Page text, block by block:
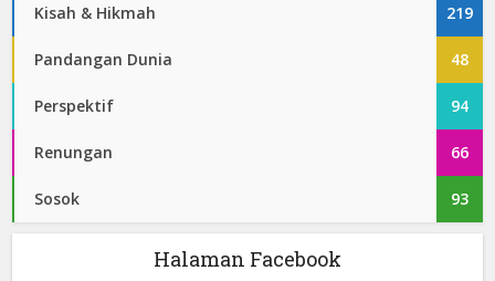
Kisah & Hikmah 219
Pandangan Dunia 48
Perspektif 94
Renungan 66
Sosok 93
Halaman Facebook